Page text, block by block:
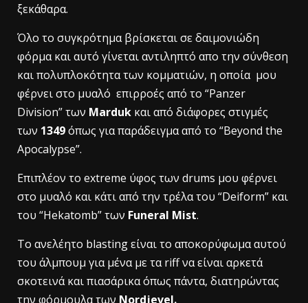
ξεκάθαρα.
Όλο το συγκρότημα βρίσκεται σε δαιμονιώδη
φόρμα και αυτό γίνεται αντιληπτό απο την σύνθεση
και πολυπλοκότητα των κομματιών, η οποία μου
φέρνει στο μυαλό επιρροές από το “Panzer
Division” των Marduk και από διάφορες στιγμές
των 1349όπως για παράδειγμα από το “Beyond the
Apocalypse”.
Επιπλέον το extreme ύφος των drums μου φέρνει
στο μυαλό και κάτι από την τρέλα του “Deiform” και
του “Hekatomb” των Funeral Mist.
Το ανελέητο blasting είναι το αποκορύφωμα αυτού
του άλμπουμ για μένα με τα riff να είναι αρκετά
σκοτεινά και πιασάρικα όπως πάντα, διατηρώντας
την φόρμουλα των Nordjevel.